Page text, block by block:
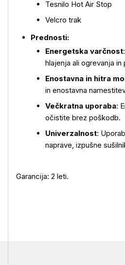
Tesnilo Hot Air Stop
Velcro trak
Prednosti:
Energetska varčnost
hlajenja ali ogrevanja in
Enostavna in hitra
in enostavna
Večkratna uporaba:
očistite brez poškodb.
Univerzalnost:
naprave, izpušne
Garancija: 2 leti.